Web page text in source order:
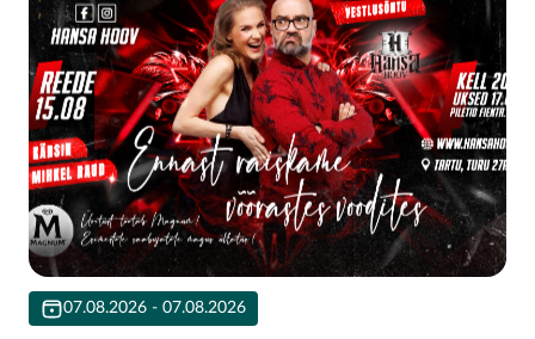
07.08.2026 - 07.08.2026